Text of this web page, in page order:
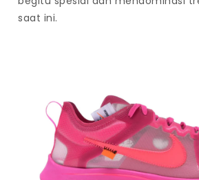
saat ini.